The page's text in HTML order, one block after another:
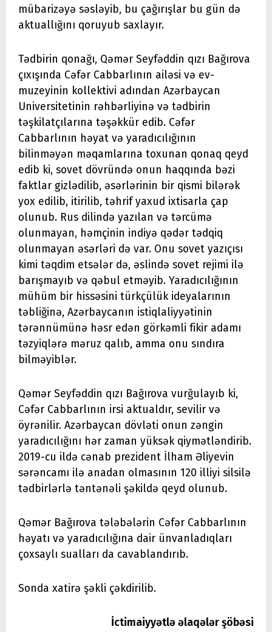
mübarizəyə səsləyib, bu çağırışlar bu gün də
aktuallığını qoruyub saxlayır.
Tədbirin qonağı, Qəmər Seyfəddin qızı Bağırova
çıxışında Cəfər Cabbarlının ailəsi və ev-
muzeyinin kollektivi adından Azərbaycan
Universitetinin rəhbərliyinə və tədbirin
təşkilatçılarına təşəkkür edib. Cəfər
Cabbarlının həyat və yaradıcılığının
bilinməyən məqamlarına toxunan qonaq qeyd
edib ki, sovet dövründə onun haqqında bəzi
faktlar gizlədilib, əsərlərinin bir qismi bilərək
yox edilib, itirilib, təhrif yaxud ixtisarla çap
olunub. Rus dilində yazılan və tərcümə
olunmayan, həmçinin indiyə qədər tədqiq
olunmayan əsərləri də var. Onu sovet yazıçısı
kimi təqdim etsələr də, əslində sovet rejimi ilə
barışmayıb və qəbul etməyib. Yaradıcılığının
mühüm bir hissəsini türkçülük ideyalarının
təbliğinə, Azərbaycanın istiqlaliyyətinin
tərənnümünə həsr edən görkəmli fikir adamı
təzyiqlərə məruz qalıb, amma onu sındıra
bilməyiblər.
Qəmər Seyfəddin qızı Bağırova vurğulayıb ki,
Cəfər Cabbarlının irsi aktualdır, sevilir və
öyrənilir. Azərbaycan dövləti onun zəngin
yaradıcılığını hər zaman yüksək qiymətləndirib.
2019-cu ildə cənab prezident İlham Əliyevin
sərəncamı ilə anadan olmasının 120 illiyi silsilə
tədbirlərlə təntənəli şəkildə qeyd olunub.
Qəmər Bağırova tələbələrin Cəfər Cabbarlının
həyatı və yaradıcılığına dair ünvanladıqları
çoxsaylı sualları da cavablandırıb.
Sonda xatirə şəkli çəkdirilib.
İctimaiyyətlə əlaqələr şöbəsi